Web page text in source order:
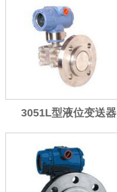
3051L型液位变送器